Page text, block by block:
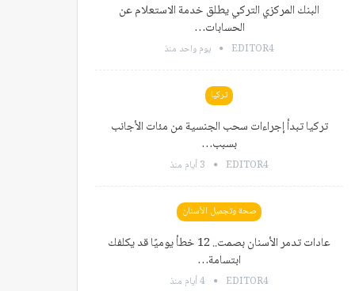
البنك المركزي التركي يطلق خدمة الاستعلام عن
الحسابات…
EDITOR4 يوم واحد منذ
تركيا
تركيا تبدأ إجراءات سحب الجنسية من مئات الأجانب
بسبب…
EDITOR4 3 أيام منذ
صحة وتجميل الأسنان
عادات تدمر الأسنان بصمت.. 12 خطأ يوميًا قد يكلفك
ابتسامة…
EDITOR4 4 أيام منذ